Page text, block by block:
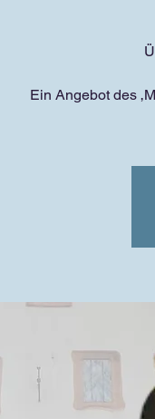
Ein Angebot des